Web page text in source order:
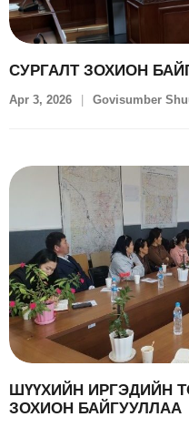
СУРГАЛТ ЗОХИОН
Apr 3, 2026 Govisumber
ШҮҮХИЙН ИРГЭДИЙН
ЗОХИОН БАЙГУУЛЛАА